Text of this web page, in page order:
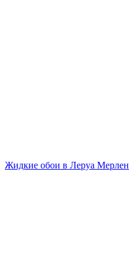
Жидкие обои в Леруа Мерлен